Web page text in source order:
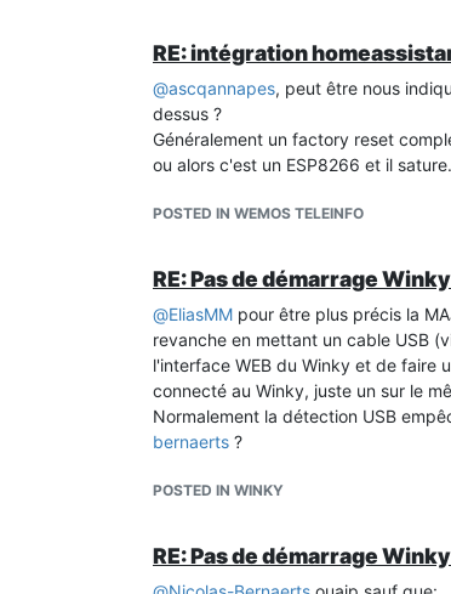
Je viens d'update les 2 devices en
RE: intégration
@ascqannapes, peut être nous
dessus ?
Généralement un factory reset
ou alors c'est un ESP8266 et il sature.
POSTED IN WEMOS TELEINFO
RE: Pas de démarrage
@EliasMM pour être plus précis la
revanche en mettant un cable USB
l'interface WEB du Winky et de faire
connecté au Winky, juste un sur le
Normalement la détection USB
bernaerts ?
POSTED IN WINKY
RE: Pas de démarrage